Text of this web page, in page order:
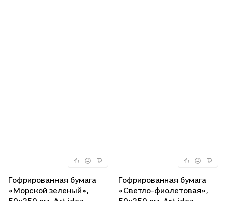
Гофрированная бумага
«Морской зеленый»,
Гофрированная бумага
«Светло-фиолетовая»,